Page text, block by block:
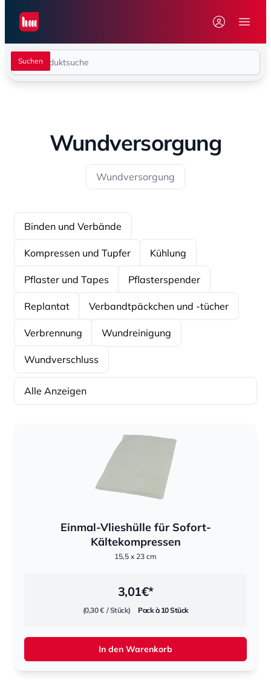
Seiwert GmbH
Menü
Wundversorgung
Wundversorgung
Binden und Verbände
Kompressen und Tupfer Kühlung
Pflaster und Tapes Pflasterspender
Replantat Verbandtpäckchen und -tücher
Verbrennung Wundreinigung
Wundverschluss
Alle Anzeigen
Einmal-Vlieshülle für Sofort-
Kältekompressen
15,5 x 23 cm
3,01€*
(0,30 € / Stück) Pack à 10 Stück
In den Warenkorb